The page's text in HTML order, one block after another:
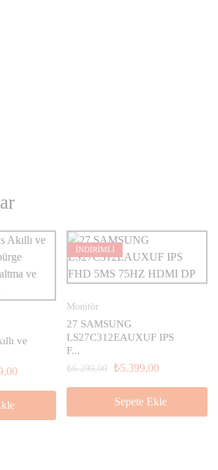
ve
İNDİRİMLİ
Monitör
27 SAMSUNG
LS27C312EAUXUF IPS
F...
₺6.299,00 ₺5.399,00
Sepete Ekle